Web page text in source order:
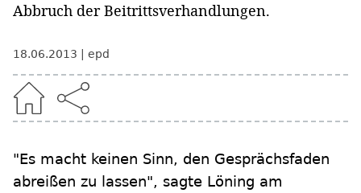
Abbruch der Beitrittsverhandlungen.
18.06.2013 epd
"Es macht keinen Sinn, den Gesprächsfaden
abreißen zu lassen", sagte Löning am